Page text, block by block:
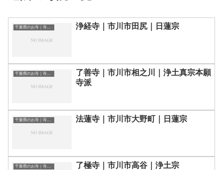
千葉県のお寺｜寺院一覧 浄経寺｜市川市田尻｜日蓮宗
千葉県のお寺｜寺院一覧
了善寺｜市川市相之川｜浄土真宗本願
寺派
千葉県のお寺｜寺院一覧 法蓮寺｜市川市大野町｜日蓮宗
千葉県のお寺｜寺院一覧 了極寺｜市川市高谷｜浄土宗